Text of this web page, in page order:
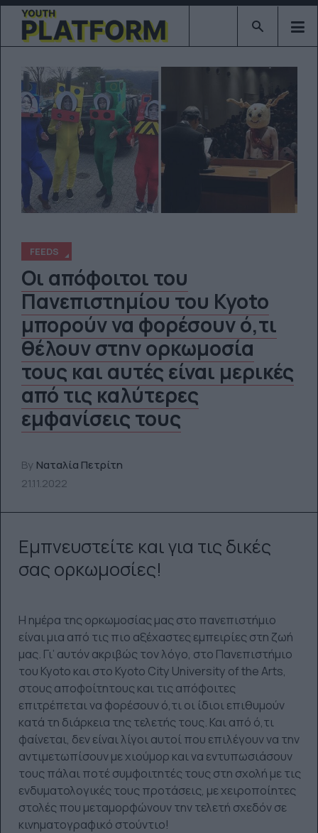
Type 2 or
FEEDS
Οι απόφοιτοι του
Πανεπιστημίου του Kyoto
μπορούν να φορέσουν ό,τι
θέλουν στην ορκωμοσία
τους και αυτές είναι μερικές
από τις καλύτερες
εμφανίσεις τους
By Ναταλία Πετρίτη
21.11.2022
Εμπνευστείτε και για τις δικές
σας ορκωμοσίες!
Η ημέρα της ορκωμοσίας μας στο πανεπιστήμιο
είναι μια από τις πιο αξέχαστες εμπειρίες στη ζωή
μας. Γι’ αυτόν ακριβώς τον λόγο, στο Πανεπιστήμιο
του Kyoto και στο Kyoto City University of the Arts,
στους αποφοίτητους και τις απόφοιτες
επιτρέπεται να φορέσουν ό,τι οι ίδιοι επιθυμούν
κατά τη διάρκεια της τελετής τους. Και από ό,τι
φαίνεται, δεν είναι λίγοι αυτοί που επιλέγουν να την
αντιμετωπίσουν με χιούμορ και να εντυπωσιάσουν
τους πάλαι ποτέ συμφοιτητές τους στη σχολή με τις
ενδυματολογικές τους προτάσεις, με χειροποίητες
στολές που μεταμορφώνουν την τελετή σχεδόν σε
κινηματογραφικό στούντιο!